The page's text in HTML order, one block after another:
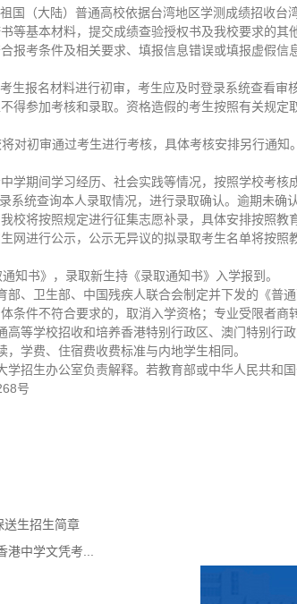
国（大陆）普通高校依据台湾地区学测成绩招收
等基本材料，提交成绩查验授权书及我校要求的
报考条件及相关要求、填报信息错误或填报虚假信
生报名材料进行初审，考生应及时登录系统查看
得参加考核和录取。资格造假的考生按照有关规定
对初审通过考生进行考核，具体考核安排另行通知。
学期间学习经历、社会实践等情况，按照学校考
系统查询本人录取情况，进行录取确认。逾期未确
校将按照规定进行征集志愿补录，具体安排按照教
网进行公示，公示无异议的拟录取考生名单将按
知书》，录取新生持《录取通知书》入学报到。
部、卫生部、中国残疾人联合会制定并下发的《
条件不符合要求的，取消入学资格；专业受限者商
高等学校招收和培养香港特别行政区、澳门特别行
学费、住宿费收费标准与内地学生相同。
学招生办公室负责解释。若教育部或中华人民共和
号
送生招生简章
中学文凭考...